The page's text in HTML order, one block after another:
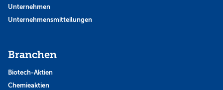
Unternehmen
Unternehmensmitteilungen
Branchen
Biotech-Aktien
Chemieaktien